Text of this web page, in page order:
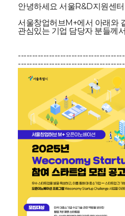
안녕하세요 서울R&D지원센
서울창업허브M+에서 아래와
관심있는 기업 담당자 분들께